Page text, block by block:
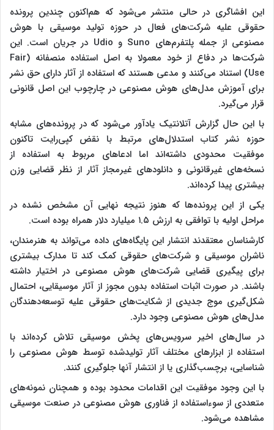
این افشاگری در حالی منتشر می‌شود که هم‌اکنون چندین پرونده
حقوقی علیه شرکت‌های فعال در حوزه تولید موسیقی با هوش
مصنوعی از جمله پلتفرم‌های Suno و Udio در جریان است. این
شرکت‌ها در دفاع از خود معمولا به اصل استفاده منصفانه (Fair
Use) استناد می‌کنند و مدعی هستند که استفاده از آثار دارای حق نشر
برای آموزش مدل‌های هوش مصنوعی در چارچوب این اصل قانونی
قرار می‌گیرد.
با این حال گزارش آتلانتیک یادآور می‌شود که در پرونده‌های مشابه
حوزه نشر کتاب استدلال‌های مرتبط با نقض کپی‌رایت تاکنون
موفقیت محدودی داشته‌اند اما ادعا‌های مربوط به استفاده از
نسخه‌های غیرقانونی و دانلود‌های غیرمجاز آثار از نظر قضایی وزن
بیشتری پیدا کرده‌اند.
یکی از این پرونده‌ها که هنوز نتیجه نهایی آن مشخص نشده در
مراحل اولیه با توافقی به ارزش ۱.۵ میلیارد دلار همراه بوده است.
کارشناسان معتقدند انتشار این پایگاه‌های داده می‌تواند به هنرمندان،
ناشران موسیقی و شرکت‌های حقوقی کمک کند تا مدارک بیشتری
برای پیگیری قضایی شرکت‌های هوش مصنوعی در اختیار داشته
باشند. در صورت اثبات استفاده بدون مجوز از آثار موسیقایی، احتمال
شکل‌گیری موج جدیدی از شکایت‌های حقوقی علیه توسعه‌دهندگان
مدل‌های هوش مصنوعی وجود دارد.
در سال‌های اخیر سرویس‌های پخش موسیقی تلاش کرده‌اند با
استفاده از ابزار‌های مختلف آثار تولیدشده توسط هوش مصنوعی را
شناسایی، برچسب‌گذاری یا از انتشار آنها جلوگیری کنند.
با این وجود موفقیت این اقدامات محدود بوده و همچنان نمونه‌های
متعددی از سوءاستفاده از فناوری هوش مصنوعی در صنعت موسیقی
مشاهده می‌شود.